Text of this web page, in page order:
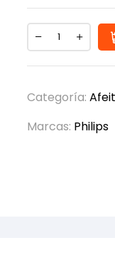
Categoría:
Marcas: Philips